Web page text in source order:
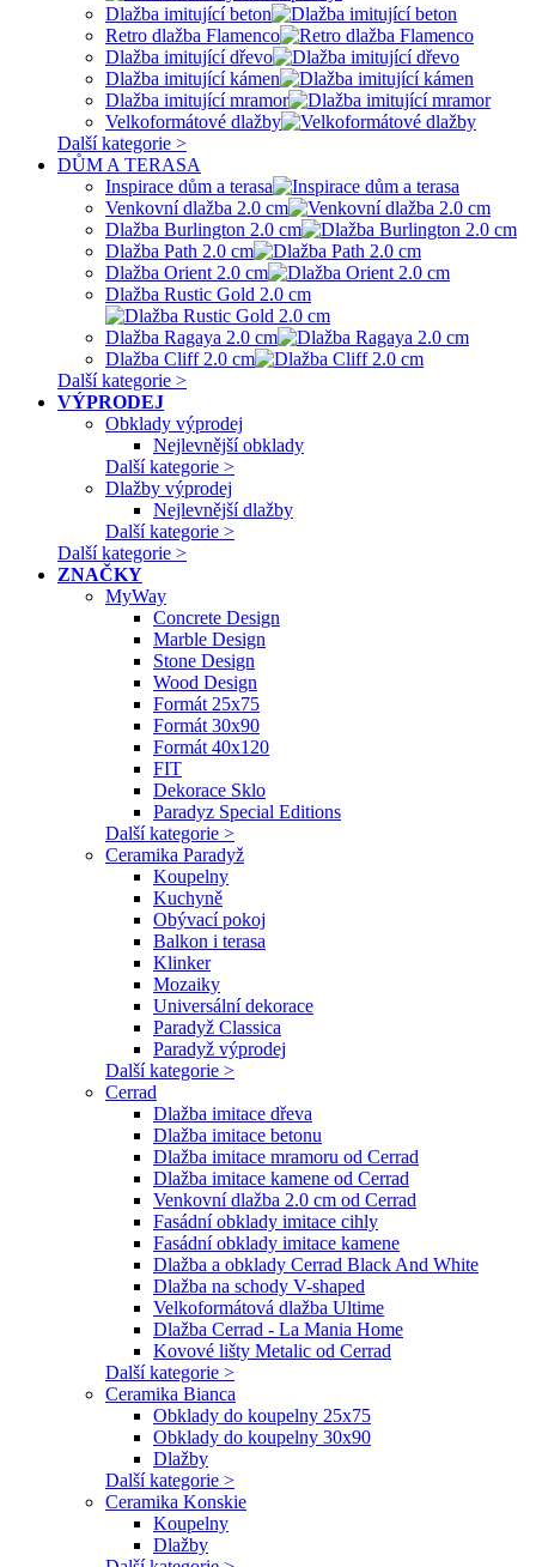
Dlažba imitující beton
Retro dlažba Flamenco
Dlažba imitující dřevo
Dlažba imitující kámen
Dlažba imitující mramor
Velkoformátové dlažby
Další kategorie >
DŮM A TERASA
Inspirace dům a terasa
Venkovní dlažba 2.0 cm
Dlažba Burlington 2.0 cm
Dlažba Path 2.0 cm
Dlažba Orient 2.0 cm
Dlažba Rustic Gold 2.0 cm
Dlažba Ragaya 2.0 cm
Dlažba Cliff 2.0 cm
Další kategorie >
VÝPRODEJ
Obklady výprodej
Nejlevnější obklady
Další kategorie >
Dlažby výprodej
Nejlevnější dlažby
Další kategorie >
Další kategorie >
ZNAČKY
MyWay
Concrete Design
Marble Design
Stone Design
Wood Design
Formát 25x75
Formát 30x90
Formát 40x120
FIT
Dekorace Sklo
Paradyz Special Editions
Další kategorie >
Ceramika Paradyž
Koupelny
Kuchyně
Obývací pokoj
Balkon i terasa
Klinker
Mozaiky
Universální dekorace
Paradyž Classica
Paradyž výprodej
Další kategorie >
Cerrad
Dlažba imitace dřeva
Dlažba imitace betonu
Dlažba imitace mramoru od Cerrad
Dlažba imitace kamene od Cerrad
Venkovní dlažba 2.0 cm od Cerrad
Fasádní obklady imitace cihly
Fasádní obklady imitace kamene
Dlažba a obklady Cerrad Black And White
Dlažba na schody V-shaped
Velkoformátová dlažba Ultime
Dlažba Cerrad - La Mania Home
Kovové lišty Metalic od Cerrad
Další kategorie >
Ceramika Bianca
Obklady do koupelny 25x75
Obklady do koupelny 30x90
Dlažby
Další kategorie >
Ceramika Konskie
Koupelny
Dlažby